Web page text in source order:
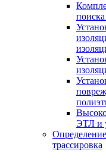
ЭТЛ и
трассировка